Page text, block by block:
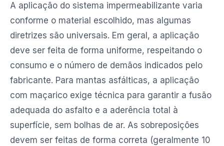
A aplicação do sistema impermeabilizante varia
conforme o material escolhido, mas algumas
diretrizes são universais. Em geral, a aplicação
deve ser feita de forma uniforme, respeitando o
consumo e o número de demãos indicados pelo
fabricante. Para mantas asfálticas, a aplicação
com maçarico exige técnica para garantir a fusão
adequada do asfalto e a aderência total à
superfície, sem bolhas de ar. As sobreposições
devem ser feitas de forma correta (geralmente 10